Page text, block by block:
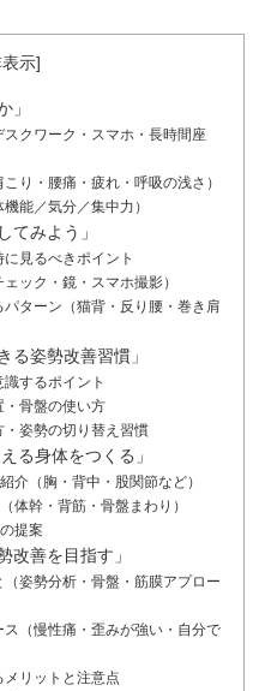
示]
」
クワーク・スマホ・長時間座
り・腰痛・疲れ・呼吸の浅さ）
能／気分／集中力）
てみよう」
見るべきポイント
ック・鏡・スマホ撮影）
パターン（猫背・反り腰・巻き肩
る姿勢改善習慣」
するポイント
・骨盤の使い方
姿勢の切り替え習慣
る身体をつくる」
介（胸・背中・股関節など）
体幹・背筋・骨盤まわり）
提案
改善を目指す」
姿勢分析・骨盤・筋膜アプロー
（慢性痛・歪みが強い・自分で
リットと注意点